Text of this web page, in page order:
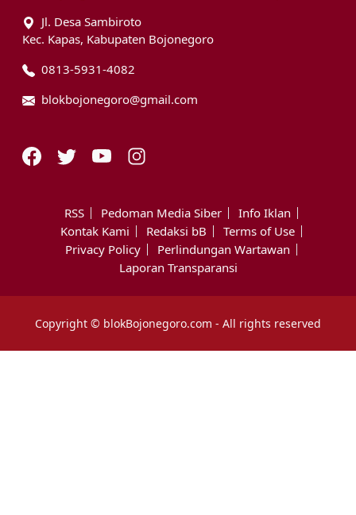
Jl. Desa Sambiroto
Kec. Kapas, Kabupaten Bojonegoro
0813-5931-4082
blokbojonegoro@gmail.com
RSS Pedoman Media Siber
Info Iklan
Kontak Kami
Redaksi bB
Terms of Use
Privacy Policy
Perlindungan Wartawan
Laporan Transparansi
Copyright © blokBojonegoro.com - All rights reserved